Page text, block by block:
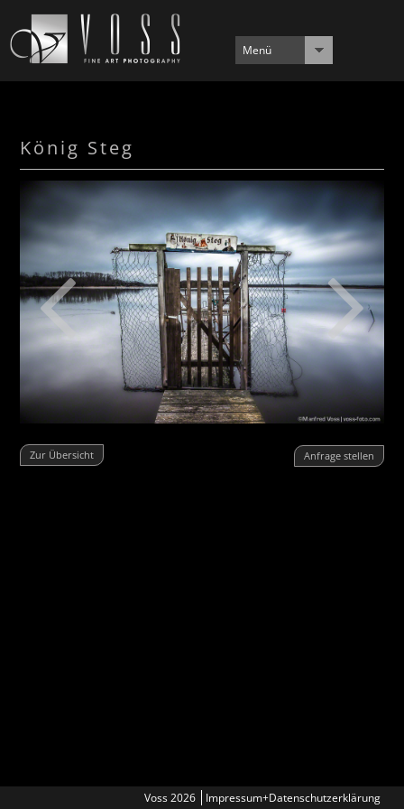
Menü
König Steg
Zur Übersicht Anfrage stellen
Voss 2026 Impressum+Datenschutzerklärung